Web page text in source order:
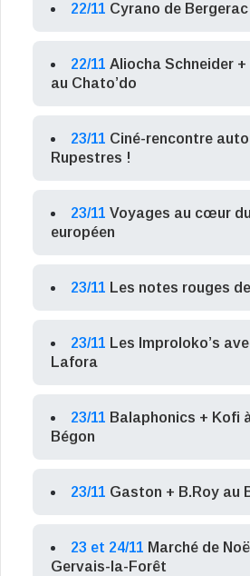
22/11 Cyrano de Bergerac
22/11 Aliocha Schneider
au Chato’do
23/11 Ciné-rencontre
Rupestres !
23/11 Voyages au cœur
européen
23/11 Les notes rouges
23/11 Les Improloko’s
Lafora
23/11 Balaphonics + Kofi
Bégon
23/11 Gaston + B.Roy au
23 et 24/11 Marché de
Gervais-la-Forêt